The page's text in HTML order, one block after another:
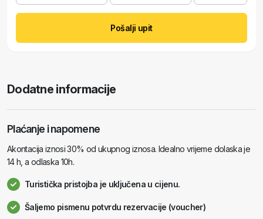
Pošalji upit
Dodatne informacije
Plaćanje i napomene
Akontacija iznosi 30% od ukupnog iznosa. Idealno vrijeme dolaska je
14 h, a odlaska 10h.
Turistička pristojba je uključena u cijenu.
Šaljemo pismenu potvrdu rezervacije (voucher)